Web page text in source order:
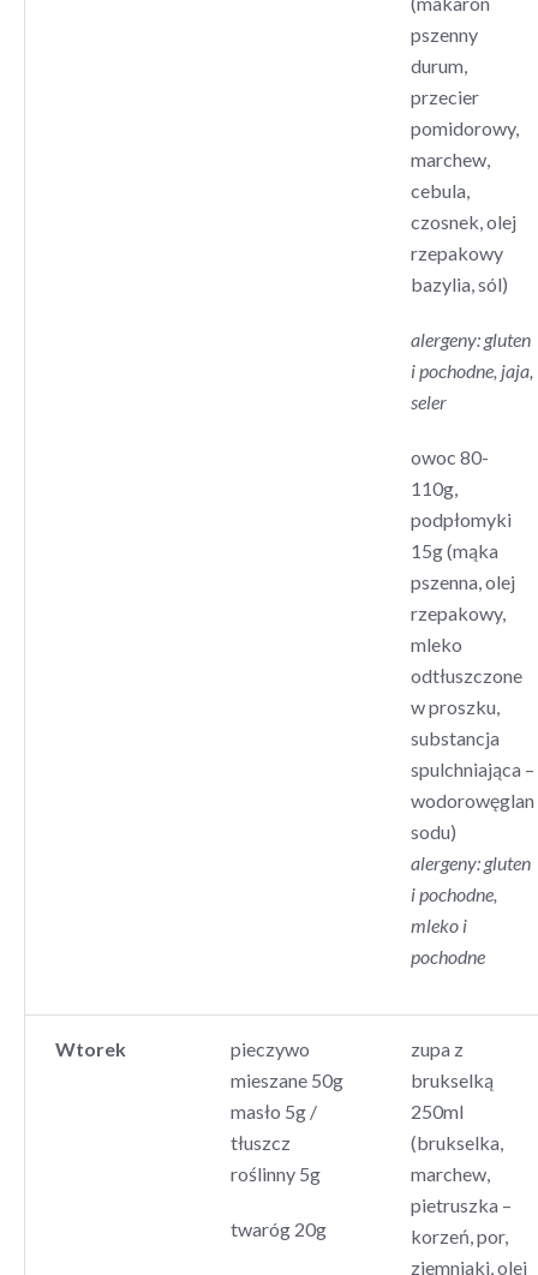
pszenny
durum,
przecier
pomidorowy,
marchew,
cebula,
czosnek, olej
rzepakowy
bazylia, sól)
alergeny: gluten
i pochodne, jaja,
seler
owoc 80-
110g,
podpłomyki
15g (mąka
pszenna, olej
rzepakowy,
mleko
odtłuszczone
w proszku,
substancja
spulchniająca –
wodorowęglan
sodu)
alergeny: gluten
i pochodne,
mleko i
pochodne
Wtorek
pieczywo
mieszane 50g
masło 5g /
tłuszcz
roślinny 5g
twaróg 20g
zupa z
brukselką
250ml
(brukselka,
marchew,
pietruszka –
korzeń, por,
ziemniaki, olej